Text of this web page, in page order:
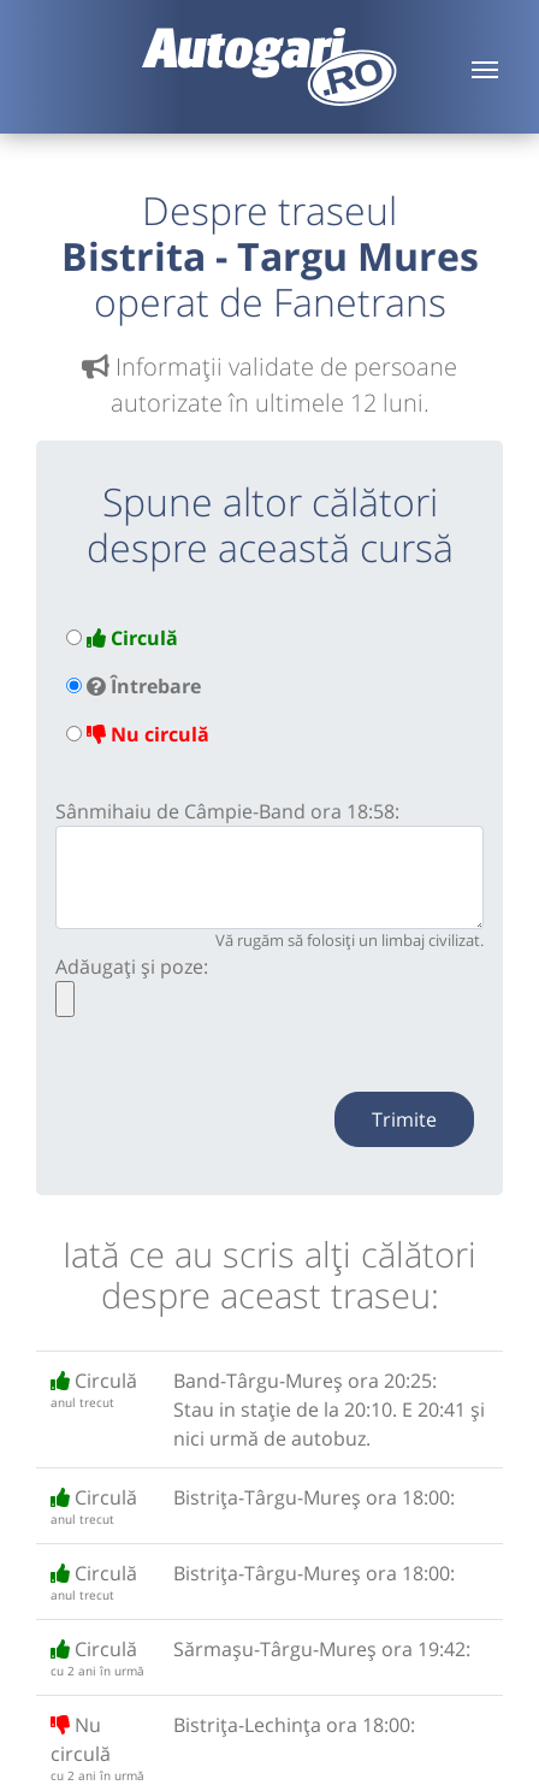
Despre traseul
Bistrita - Targu Mures
operat de Fanetrans
Informaţii validate de persoane
autorizate în ultimele 12 luni.
Spune altor călători
despre această cursă
Circulă
Întrebare
Nu circulă
Sânmihaiu de Câmpie-Band ora 18:58:
Vă rugăm să folosiți un limbaj civilizat.
Adăugați și poze:
Trimite
Iată ce au scris alţi călători
despre aceast traseu:
Circulă
anul trecut
Band-Târgu-Mureș ora 20:25:
Stau in stație de la 20:10. E 20:41 și
nici urmă de autobuz.
Circulă
anul trecut
Bistrița-Târgu-Mureș ora 18:00:
Circulă
anul trecut
Bistrița-Târgu-Mureș ora 18:00:
Circulă
cu 2 ani în urmă
Sărmașu-Târgu-Mureș ora 19:42:
Nu
circulă
cu 2 ani în urmă
Bistrița-Lechința ora 18:00: